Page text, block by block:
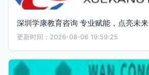
深圳学康教育咨询 专业赋能，点亮未来
更新时间：2026-08-06 19:59:25